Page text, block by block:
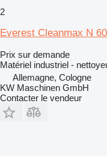
2
Everest Cleanmax N
Prix sur demande
Matériel industriel -
Allemagne, Cologne
KW Maschinen GmbH
Contacter le vendeur